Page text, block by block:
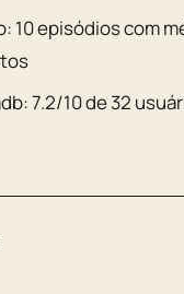
10 episódios com
7.2/10de32